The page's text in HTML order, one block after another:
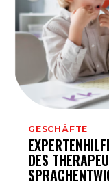
GESCHÄFTE
DES